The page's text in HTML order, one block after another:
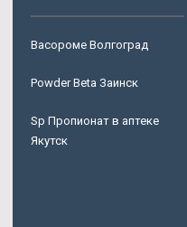
Васороме Волгоград
Powder Beta Заинск
Sp Пропионат в аптеке
Якутск